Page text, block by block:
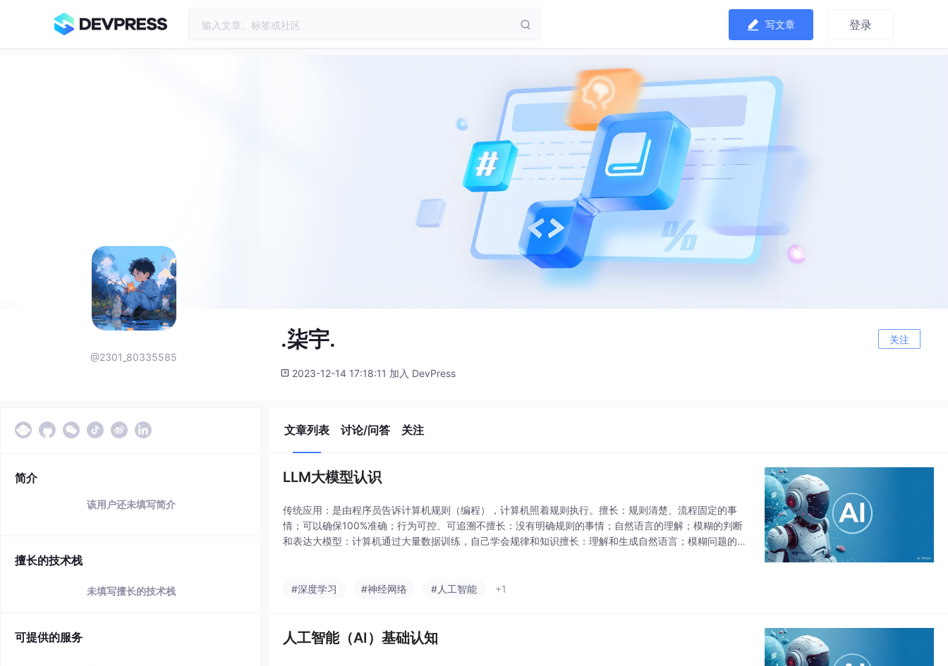
写文章 登录
@2301_80335585
.柒宇. 关注
2023-12-14 17:18:11 加入 DevPress
简介
该用户还未填写简介
擅长的技术栈
未填写擅长的技术栈
可提供的服务
文章列表 讨论/问答 关注
LLM大模型认识
传统应用：是由程序员告诉计算机规则（编程），计算机照着规则执行。擅长：规则清楚、流程固定的事
情；可以确保100%准确；行为可控、可追溯不擅长：没有明确规则的事情；自然语言的理解；模糊的判断
和表达大模型：计算机通过大量数据训练，自己学会规律和知识擅长：理解和生成自然语言；模糊问题的合
#深度学习
#神经网络 #人工智能 +1
人工智能（AI）基础认知